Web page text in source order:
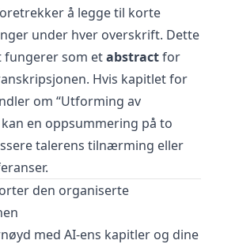
å legge til korte
under hver overskrift. Dette
fungerer som etabstractfor
Hvis kapitlet for
om “Utforming av
en oppsummering på to
talerens tilnærming eller
den organiserte
med AI-ens kapitler og dine